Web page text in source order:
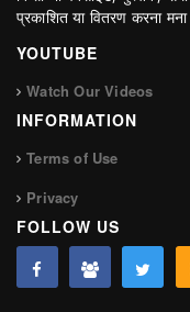
प्रकाशित या वितरण करना मना
YOUTUBE
Watch Our Videos
INFORMATION
Terms of Use
Privacy
FOLLOW US